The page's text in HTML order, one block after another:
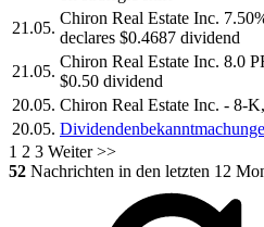
21.05.
Chiron Real Estate Inc.
declares $0.4687 dividend
21.05.
Chiron Real Estate Inc. 8.0
$0.50 dividend
20.05. Chiron Real Estate Inc. - 8-
20.05.
1 2 3 Weiter >>
52 Nachrichten in den letzten 12